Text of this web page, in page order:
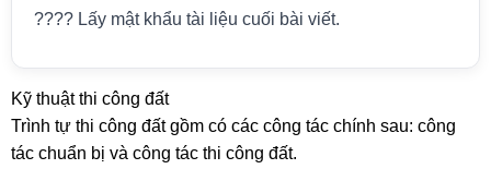
???? Lấy mật khẩu tài liệu cuối bài viết.
Kỹ thuật thi công đất
Trình tự thi công đất gồm có các công tác chính sau: công
tác chuẩn bị và công tác thi công đất.